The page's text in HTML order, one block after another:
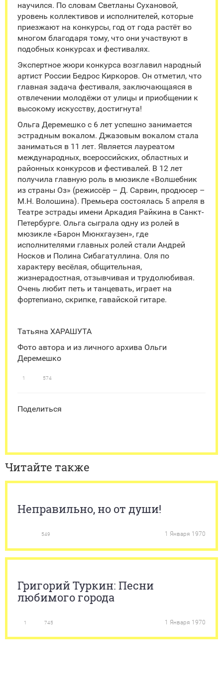
научился. По словам Светланы Сухановой,
уровень коллективов и исполнителей, которые
приезжают на конкурсы, год от года растёт во
многом благодаря тому, что они участвуют в
подобных конкурсах и фестивалях.
Экспертное жюри конкурса возглавил народный
артист России Бедрос Киркоров. Он отметил, что
главная задача фестиваля, заключающаяся в
отвлечении молодёжи от улицы и приобщении к
высокому искусству, достигнута!
Ольга Деремешко с 6 лет успешно занимается
эстрадным вокалом. Джазовым вокалом стала
заниматься в 11 лет. Является лауреатом
международных, всероссийских, областных и
районных конкурсов и фестивалей. В 12 лет
получила главную роль в мюзикле «Волшебник
из страны Оз» (режиссёр – Д. Сарвин, продюсер –
М.Н. Волошина). Премьера состоялась 5 апреля в
Театре эстрады имени Аркадия Райкина в Санкт-
Петербурге. Ольга сыграла одну из ролей в
мюзикле «Барон Мюнхгаузен», где
исполнителями главных ролей стали Андрей
Носков и Полина Сибагатуллина. Оля по
характеру весёлая, общительная,
жизнерадостная, отзывчивая и трудолюбивая.
Очень любит петь и танцевать, играет на
фортепиано, скрипке, гавайской гитаре.
Татьяна ХАРАШУТА
Фото автора и из личного архива Ольги
Деремешко
1 574
Поделиться
Читайте также
Неправильно, но от души!
549 1 Января 1970
Григорий Туркин: Песни
любимого города
1 745 1 Января 1970